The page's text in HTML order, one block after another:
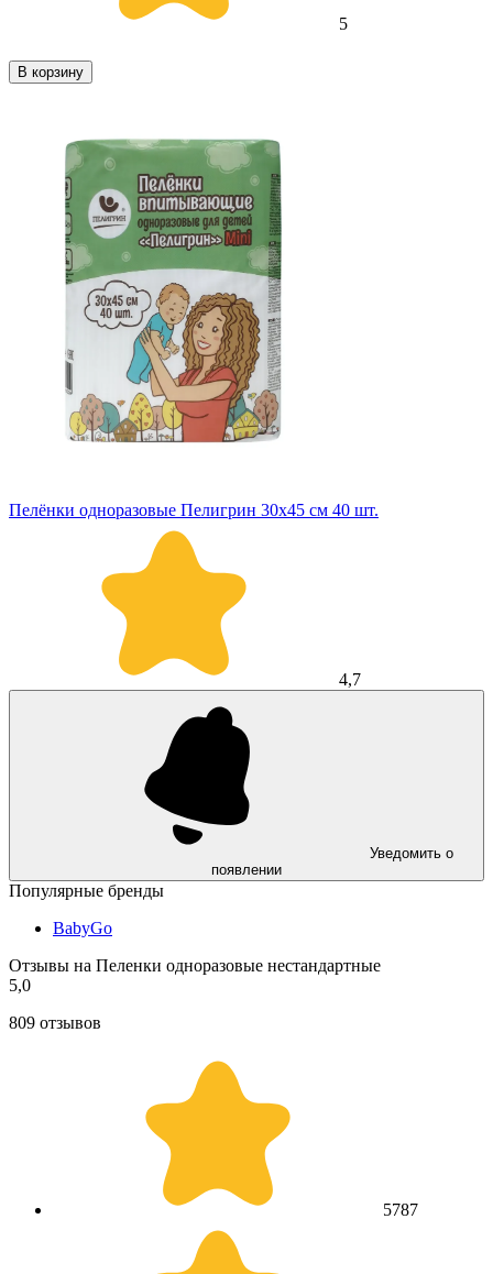
5
В корзину
Пелёнки одноразовые Пелигрин 30х45 см 40 шт.
4,7
Уведомить о
появлении
Популярные бренды
BabyGo
Отзывы на Пеленки одноразовые нестандартные
5,0
809 отзывов
5787